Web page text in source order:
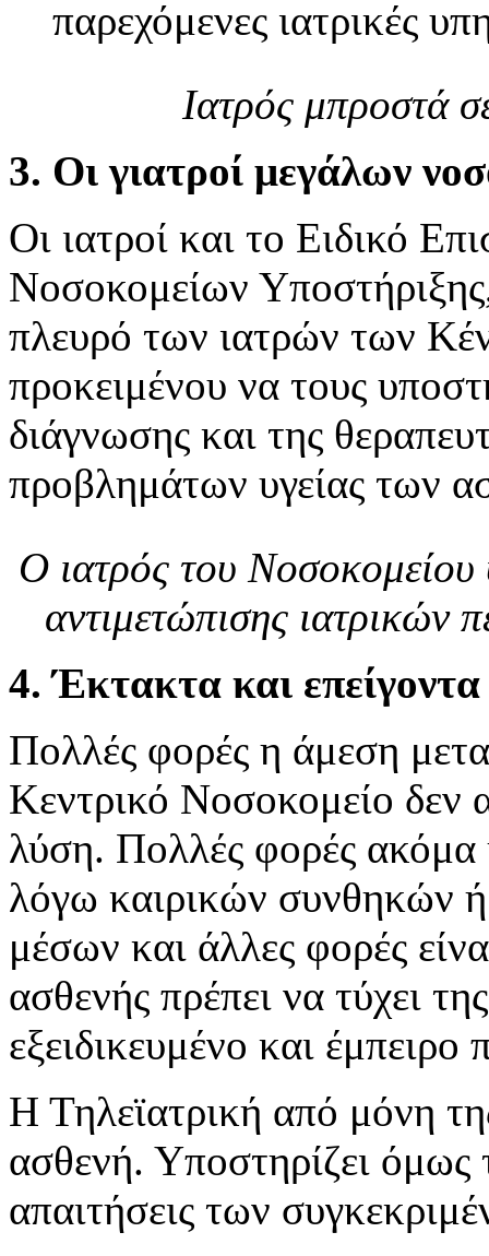
παρεχόμενες ιατρικές
Ιατρός μπροστά
3. Οι γιατροί μεγάλων
Οι ιατροί και το Ειδικό
Νοσοκομείων
πλευρό των ιατρών των
προκειμένου να τους
διάγνωσης και της
προβλημάτων υγείας των
Ο ιατρός του Νοσοκομείου
αντιμετώπισης ιατρικών
4. Έκτακτα και επείγοντα
Πολλές φορές η άμεση
Κεντρικό Νοσοκομείο δεν
λύση. Πολλές φορές ακόμα
λόγω καιρικών συνθηκών
μέσων και άλλες φορές
ασθενής πρέπει να τύχει
εξειδικευμένο και
Η Τηλεϊατρική από μόνη
ασθενή. Υποστηρίζει όμως
απαιτήσεις των